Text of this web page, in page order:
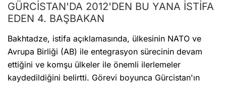
GÜRCİSTAN'DA 2012'DEN BU YANA İSTİFA
EDEN 4. BAŞBAKAN
Bakhtadze, istifa açıklamasında, ülkesinin NATO ve
Avrupa Birliği (AB) ile entegrasyon sürecinin devam
ettiğini ve komşu ülkeler ile önemli ilerlemeler
kaydedildiğini belirtti. Görevi boyunca Gürcistan'ın